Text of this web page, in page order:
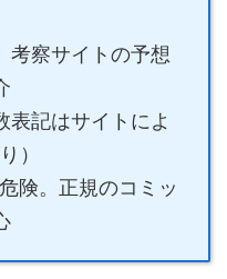
考察サイトの予想
表記はサイトによ
）
険。正規のコミッ